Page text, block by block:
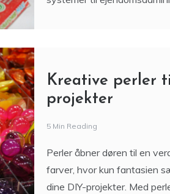
dine DIY-projekter. Med
skabe
Find de bedste